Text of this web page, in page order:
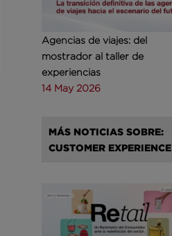
Agencias de viajes: del
mostrador al taller de
experiencias
14 May 2026
MÁS NOTICIAS SOBRE:
CUSTOMER EXPERIENCE